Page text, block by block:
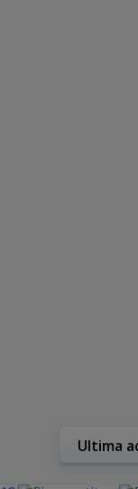
Ultima